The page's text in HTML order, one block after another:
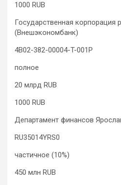
1000 RUB
Государственная корпорация
(Внешэкономбанк)
4B02-382-00004-T-001P
полное
20 млрд RUB
1000 RUB
Департамент финансов
RU35014YRS0
частичное (10%)
450 млн RUB